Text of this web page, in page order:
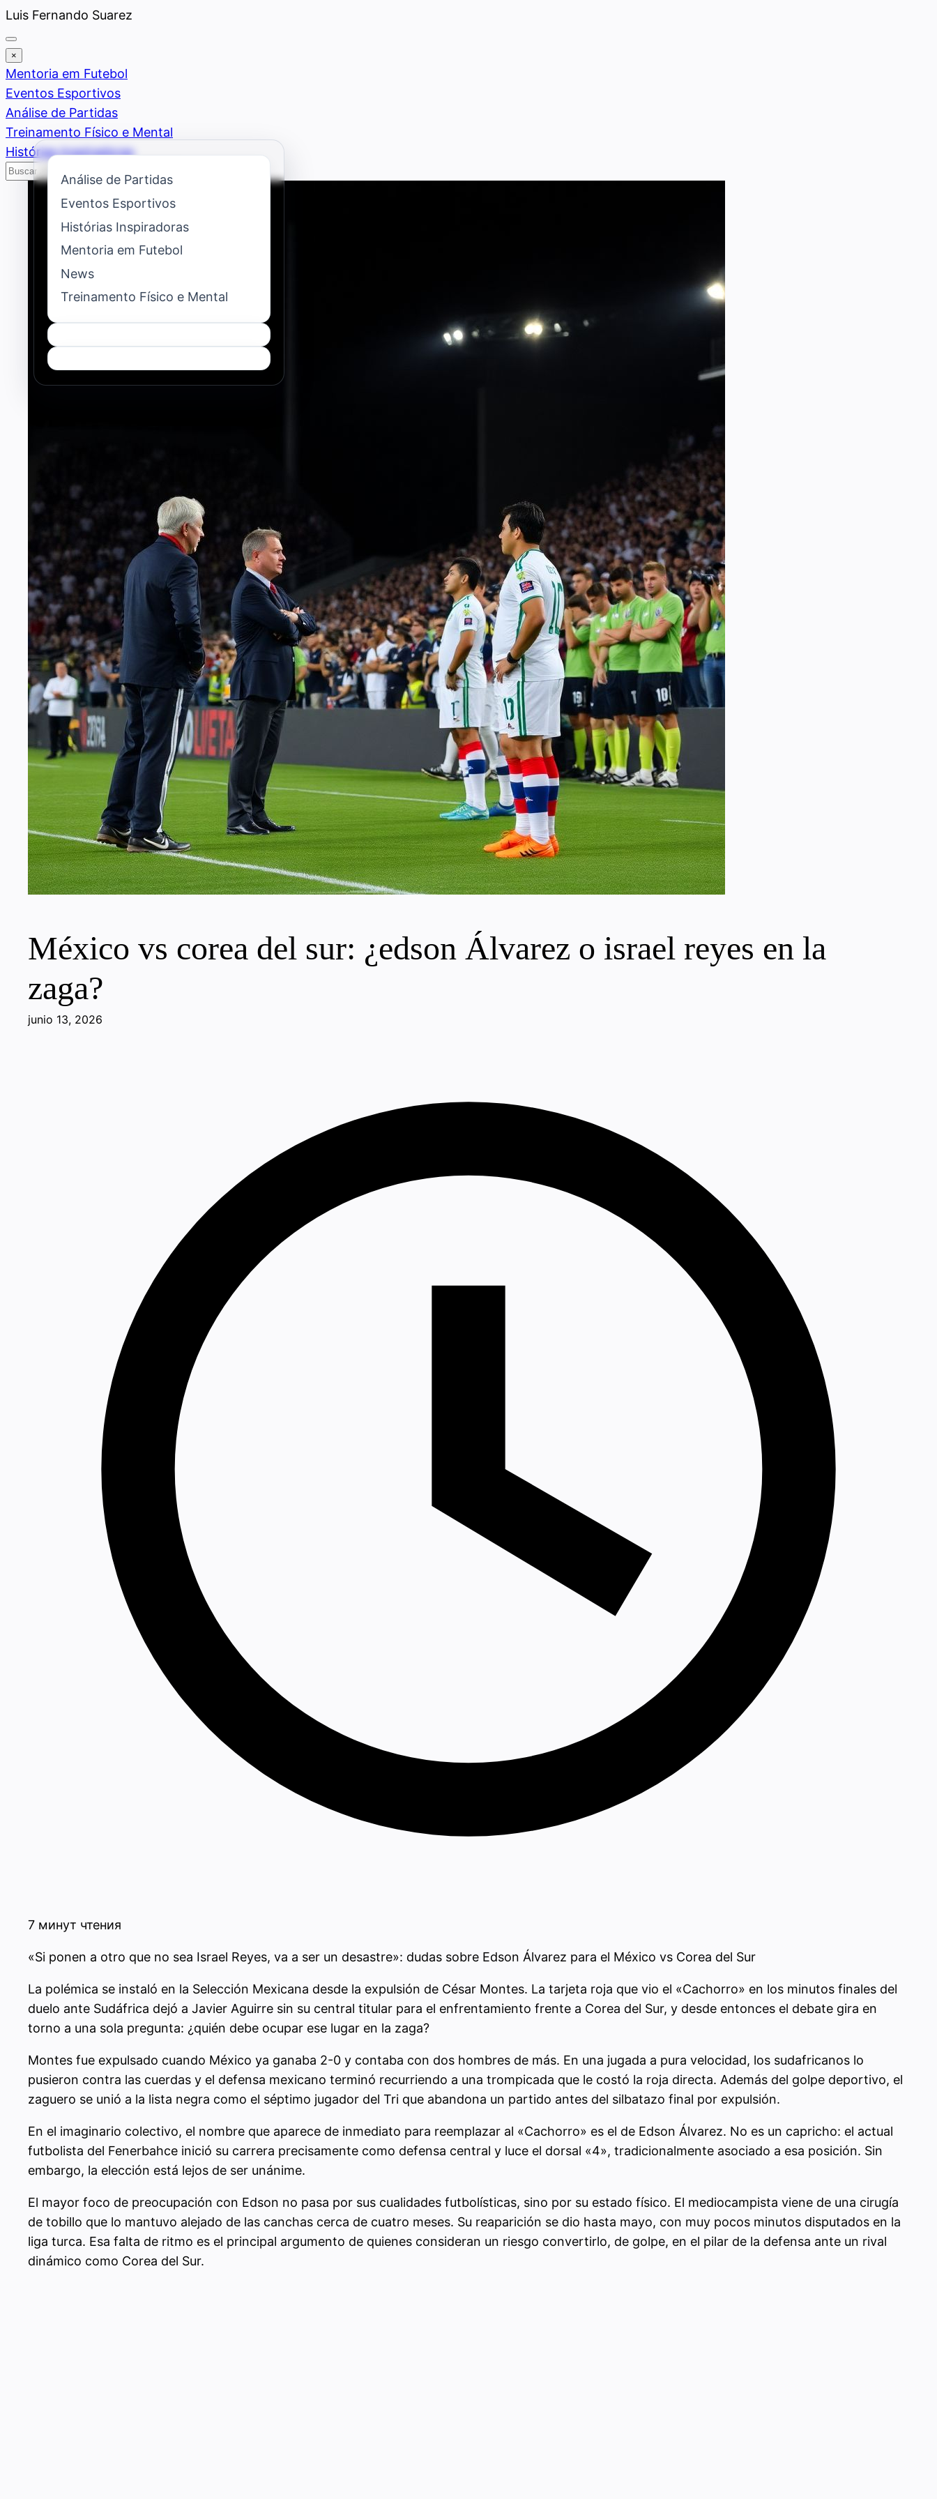
Saltar
al
contenido
Luis Fernando Suarez
×
Mentoria em Futebol
Eventos Esportivos
Análise de Partidas
Treinamento Físico e Mental
Histórias Inspiradoras
Buscar
México vs corea del sur: ¿edson Álvarez o israel reyes en la
zaga?
junio 13, 2026
7 минут чтения
«Si ponen a otro que no sea Israel Reyes, va a ser un desastre»: dudas sobre Edson Álvarez para el México vs Corea del Sur
La polémica se instaló en la Selección Mexicana desde la expulsión de César Montes. La tarjeta roja que vio el «Cachorro» en los minutos finales del
duelo ante Sudáfrica dejó a Javier Aguirre sin su central titular para el enfrentamiento frente a Corea del Sur, y desde entonces el debate gira en
torno a una sola pregunta: ¿quién debe ocupar ese lugar en la zaga?
Montes fue expulsado cuando México ya ganaba 2-0 y contaba con dos hombres de más. En una jugada a pura velocidad, los sudafricanos lo
pusieron contra las cuerdas y el defensa mexicano terminó recurriendo a una trompicada que le costó la roja directa. Además del golpe deportivo, el
zaguero se unió a la lista negra como el séptimo jugador del Tri que abandona un partido antes del silbatazo final por expulsión.
En el imaginario colectivo, el nombre que aparece de inmediato para reemplazar al «Cachorro» es el de Edson Álvarez. No es un capricho: el actual
futbolista del Fenerbahce inició su carrera precisamente como defensa central y luce el dorsal «4», tradicionalmente asociado a esa posición. Sin
embargo, la elección está lejos de ser unánime.
El mayor foco de preocupación con Edson no pasa por sus cualidades futbolísticas, sino por su estado físico. El mediocampista viene de una cirugía
de tobillo que lo mantuvo alejado de las canchas cerca de cuatro meses. Su reaparición se dio hasta mayo, con muy pocos minutos disputados en la
liga turca. Esa falta de ritmo es el principal argumento de quienes consideran un riesgo convertirlo, de golpe, en el pilar de la defensa ante un rival
dinámico como Corea del Sur.
Análise de Partidas
Eventos Esportivos
Histórias Inspiradoras
Mentoria em Futebol
News
Treinamento Físico e Mental